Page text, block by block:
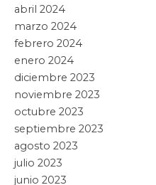
abril 2024
marzo 2024
febrero 2024
enero 2024
diciembre 2023
noviembre 2023
octubre 2023
septiembre 2023
agosto 2023
julio 2023
junio 2023